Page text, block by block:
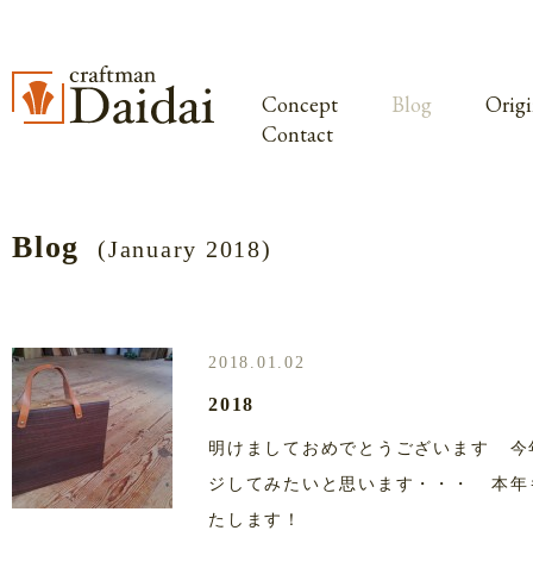
Concept Blog
Contact
Blog (January 2018)
2018.01.02
2018
明けましておめでとうございます 今
ジしてみたいと思います・・・ 本年
たします！